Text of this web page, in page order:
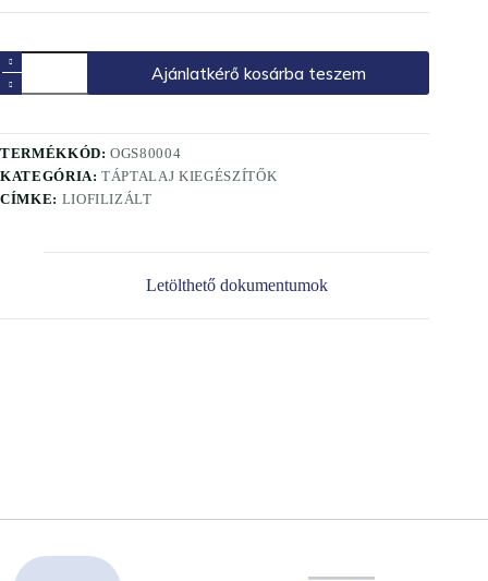
Ajánlatkérő kosárba teszem
TERMÉKKÓD:OGS80004
KATEGÓRIA:TÁPTALAJ KIEGÉSZÍTŐK
CÍMKE: LIOFILIZÁLT
Letölthető dokumentumok